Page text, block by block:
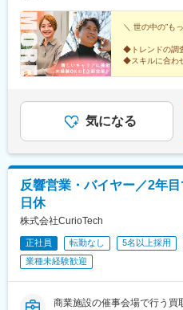
川駅、逗子・葉山駅、宮前平
山陽女学園前駅、球場前駅(
映／明瞭な人事考課制度によ
の粗利が評価のポイントとな
ヵ月から昇給可能◎★MORE
年収事例…年収650万円／29
入社3年
＼ 世の中の”も
◆トレンドの調
◆スキルに合わ
気になる
反響営業・バイヤー／2年
日休
株式会社CurioTech
正社員 転勤なし 5名以上採用
業種未経験歓迎
商業施設の催事会場で行う